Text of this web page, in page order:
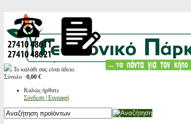
Το καλάθι σας είναι άδειο.
Σύνολο : 0,00 €
Καλώς ήρθατε
Σύνδεση | Εγγραφή